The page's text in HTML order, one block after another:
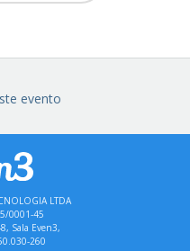
evento
LTDA
0001-45
Sala Even3,
260